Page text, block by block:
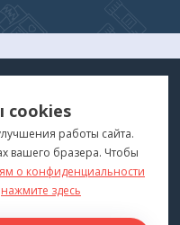
КОНТАКТЫ
г. Владивосток
cookies
работы сайта.
вашего бразера. Чтобы
о конфиденциальности
нажмите здесь